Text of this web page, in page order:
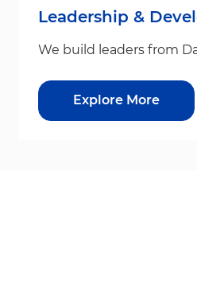
Leadership &
We build leaders from
Explore More